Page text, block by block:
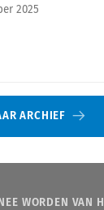
2025
ARCHIEF
WORDEN VAN